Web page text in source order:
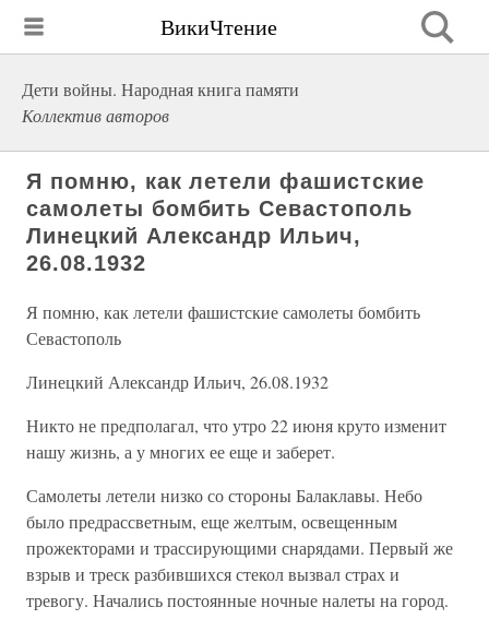
ВикиЧтение
Дети войны. Народная книга памяти
Коллектив авторов
Я помню, как летели фашистские
самолеты бомбить Севастополь
Линецкий Александр Ильич,
26.08.1932
Я помню, как летели фашистские самолеты бомбить
Севастополь
Линецкий Александр Ильич, 26.08.1932
Никто не предполагал, что утро 22 июня круто изменит
нашу жизнь, а у многих ее еще и заберет.
Самолеты летели низко со стороны Балаклавы. Небо
было предрассветным, еще желтым, освещенным
прожекторами и трассирующими снарядами. Первый же
взрыв и треск разбившихся стекол вызвал страх и
тревогу. Начались постоянные ночные налеты на город.